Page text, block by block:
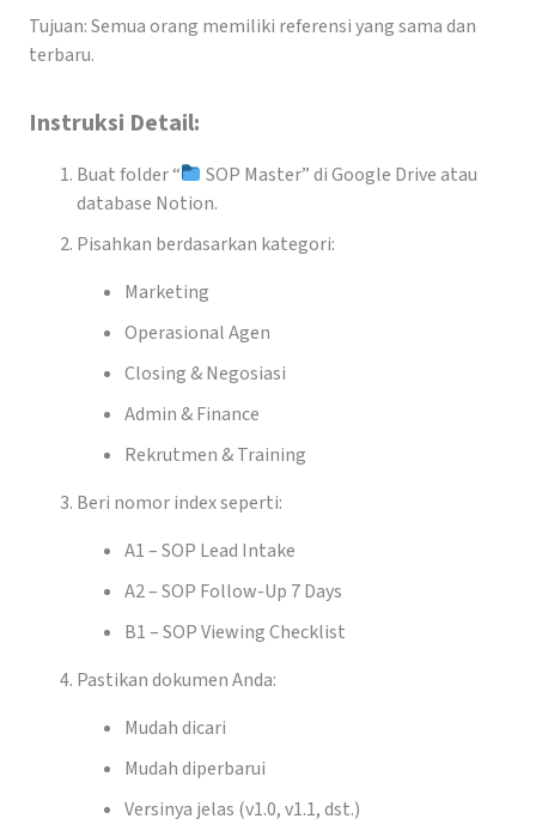
Tujuan: Semua orang memiliki referensi yang sama dan
terbaru.
Instruksi Detail:
Buat folder “
SOP Master” di Google Drive atau
database Notion.
Pisahkan berdasarkan kategori:
Marketing
Operasional Agen
Closing & Negosiasi
Admin & Finance
Rekrutmen & Training
Beri nomor index seperti:
A1 – SOP Lead Intake
A2 – SOP Follow-Up 7 Days
B1 – SOP Viewing Checklist
Pastikan dokumen Anda:
Mudah dicari
Mudah diperbarui
Versinya jelas (v1.0, v1.1, dst.)